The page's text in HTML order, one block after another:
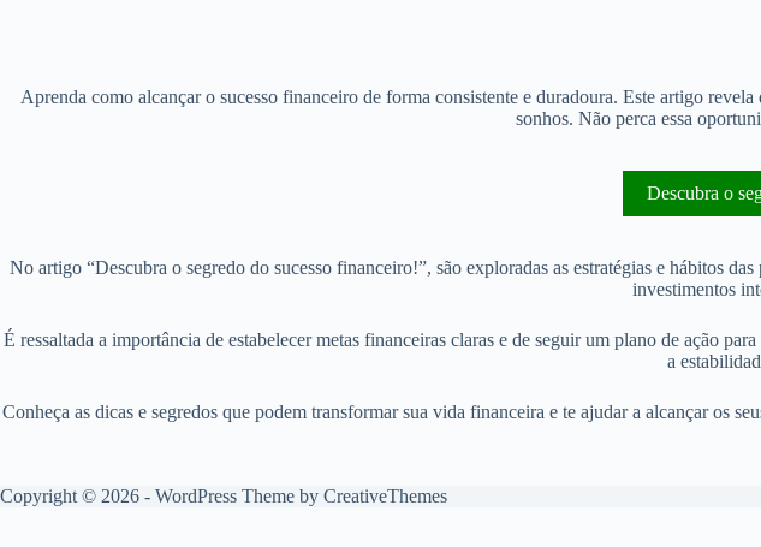
Aprenda como alcançar o sucesso financeiro de forma consistente e duradoura. Este artigo
sonhos. Não perca essa
Descubra o
No artigo “Descubra o segredo do sucesso financeiro!”, são exploradas as estratégias e hábitos
investimentos
É ressaltada a importância de estabelecer metas financeiras claras e de seguir um plano de ação
a
Conheça as dicas e segredos que podem transformar sua vida financeira e te ajudar a alcançar os
Copyright © 2026 - WordPress Theme by CreativeThemes